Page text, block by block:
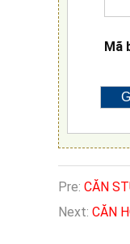
Mã
Pre: CĂN
Next: CĂN